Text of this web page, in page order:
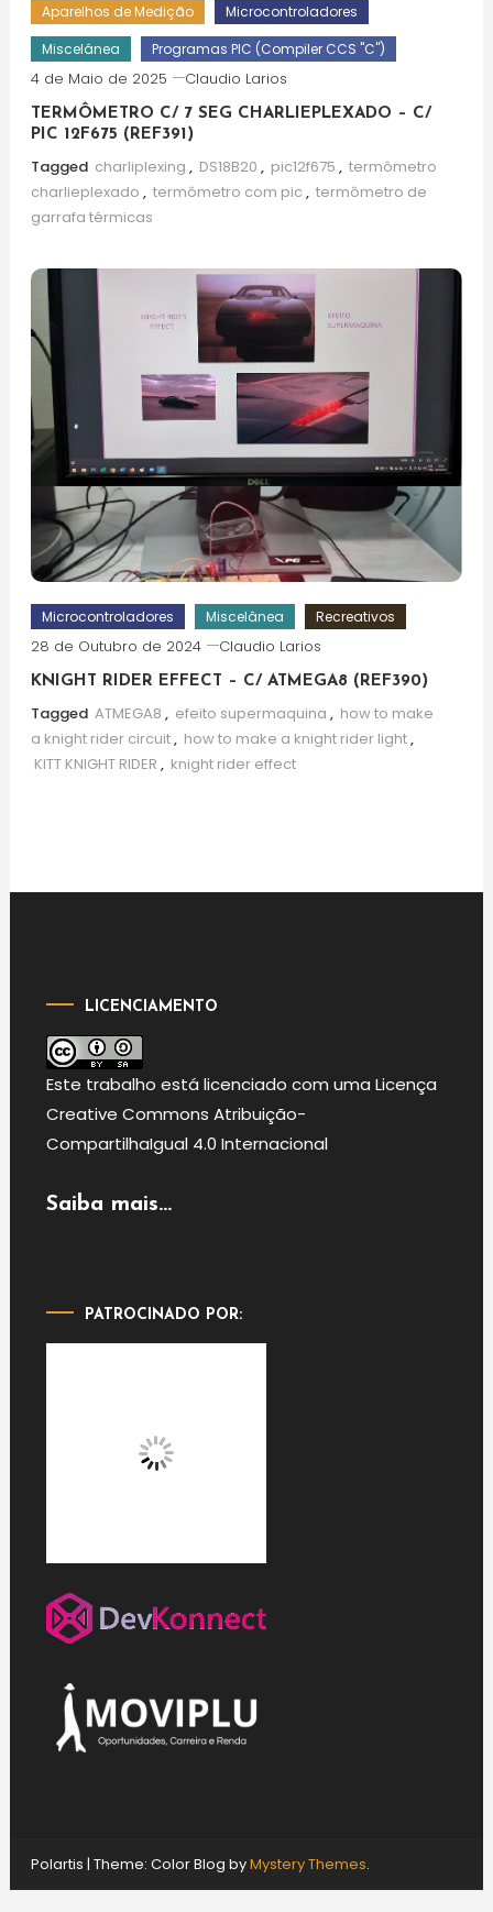
Aparelhos de Medição
Microcontroladores
Miscelânea
Programas PIC (Compiler CCS "C")
4 de Maio de 2025 Claudio Larios
TERMÔMETRO C/ 7 SEG CHARLIEPLEXADO – C/
PIC 12F675 (REF391)
Tagged charliplexing , DS18B20 , pic12f675 , termômetro
charlieplexado , termômetro com pic , termômetro de
garrafa térmicas
Microcontroladores Miscelânea Recreativos
28 de Outubro de 2024 Claudio Larios
KNIGHT RIDER EFFECT – C/ ATMEGA8 (REF390)
Tagged ATMEGA8 , efeito supermaquina , how to make
a knight rider circuit, how to make a knight rider light,
KITT KNIGHT RIDER , knight rider effect
LICENCIAMENTO
Este trabalho está licenciado com uma Licença
Creative Commons Atribuição-
CompartilhaIgual 4.0 Internacional
Saiba mais...
PATROCINADO POR:
Polartis | Theme: Color Blog byMystery Themes.